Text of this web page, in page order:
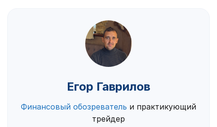
Егор Гаврилов
Финансовый обозреватель и практикующий
трейдер